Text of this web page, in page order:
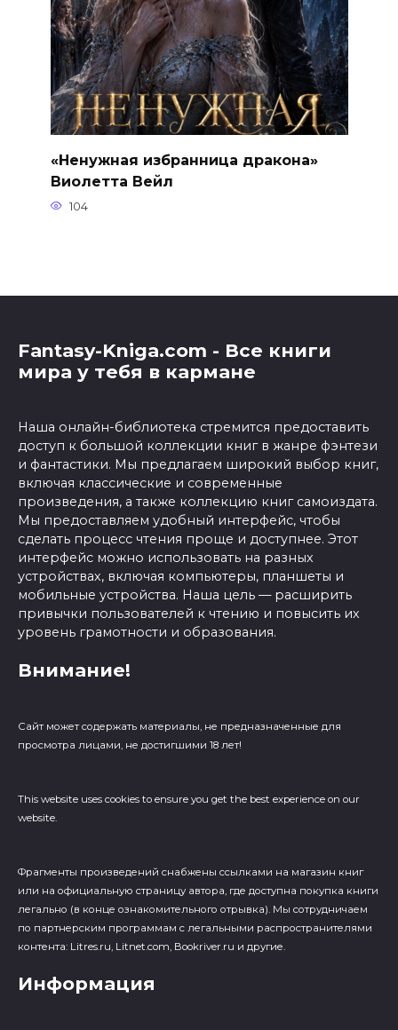
«Ненужная избранница дракона»
Виолетта Вейл
104
Fantasy-Kniga.com - Все книги
мира у тебя в кармане
Наша онлайн-библиотека стремится предоставить
доступ к большой коллекции книг в жанре фэнтези
и фантастики. Мы предлагаем широкий выбор книг,
включая классические и современные
произведения, а также коллекцию книг самоиздата.
Мы предоставляем удобный интерфейс, чтобы
сделать процесс чтения проще и доступнее. Этот
интерфейс можно использовать на разных
устройствах, включая компьютеры, планшеты и
мобильные устройства. Наша цель — расширить
привычки пользователей к чтению и повысить их
уровень грамотности и образования.
Внимание!
Сайт может содержать материалы, не предназначенные для
просмотра лицами, не достигшими 18 лет!
This website uses cookies to ensure you get the best experience on our
website.
Фрагменты произведений cнабжены ссылками на магазин книг
или на официальную страницу автора, где доступна покупка книги
легально (в конце ознакомительного отрывка). Мы сотрудничаем
по партнерским программам с легальными распространителями
контента: Litres.ru, Litnet.com, Bookriver.ru и другие.
Информация